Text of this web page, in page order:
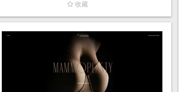
收藏
4张SUKIMA媒体艺术项目-探索数字世界
: 9010590
赞69
收藏